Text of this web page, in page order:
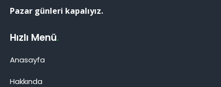
Pazar günleri kapalıyız.
Hızlı Menü.
Anasayfa
Hakkında